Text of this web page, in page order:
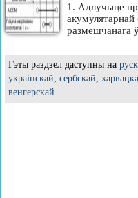
1. Адлучыце
акумулятарнай
размешчанага
Гэты раздзел даступны на
украінскай, сербскай,
венгерскай